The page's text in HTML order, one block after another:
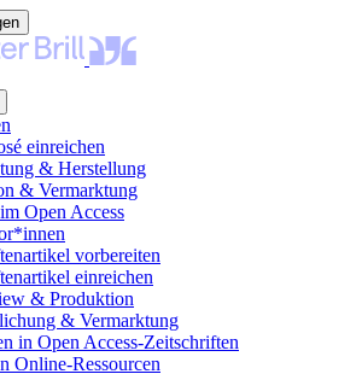
einreichen
& Herstellung
& Vermarktung
Open Access
vorbereiten
einreichen
& Produktion
& Vermarktung
in Open Access-Zeitschriften
Online-Ressourcen